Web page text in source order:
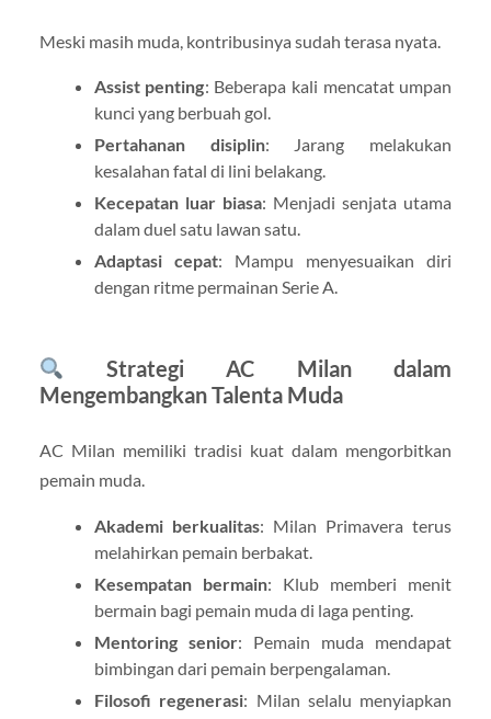
Meski masih muda, kontribusinya sudah terasa nyata.
Assist penting: Beberapa kali mencatat umpan
kunci yang berbuah gol.
Pertahanan disiplin: Jarang melakukan
kesalahan fatal di lini belakang.
Kecepatan luar biasa: Menjadi senjata utama
dalam duel satu lawan satu.
Adaptasi cepat: Mampu menyesuaikan diri
dengan ritme permainan Serie A.
Strategi AC Milan dalam
Mengembangkan Talenta Muda
AC Milan memiliki tradisi kuat dalam mengorbitkan
pemain muda.
Akademi berkualitas: Milan Primavera terus
melahirkan pemain berbakat.
Kesempatan bermain: Klub memberi menit
bermain bagi pemain muda di laga penting.
Mentoring senior: Pemain muda mendapat
bimbingan dari pemain berpengalaman.
Filosofi regenerasi: Milan selalu menyiapkan